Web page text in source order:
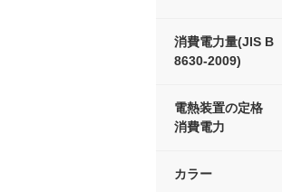
消費電力量(JIS B
8630-2009)
電熱装置の定格
消費電力
カラー